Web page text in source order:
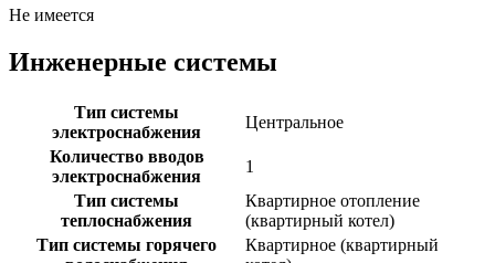
Не имеется
Инженерные системы
Тип системы
электроснабжения
Центральное
Количество вводов
электроснабжения
1
Тип системы
теплоснабжения
Квартирное отопление
(квартирный котел)
Тип системы горячего
Квартирное (квартирный